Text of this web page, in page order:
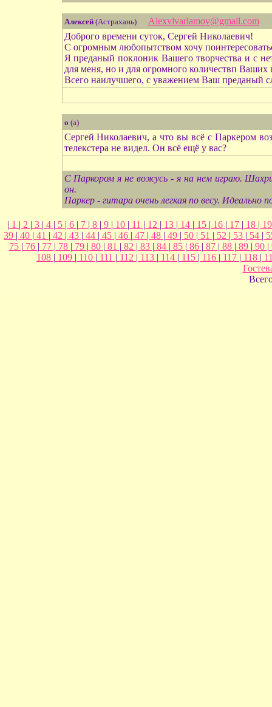
Алексей(Астрахань)
Alexvlvarlamov@gmail.com
Доброго времени суток, Сергей Николаевич!
С огромным любопытством хочу
Я преданый поклоник Вашего творчества и с
для меня, но и для огромного количествп
Всего наилучшего, с уважением Ваш преданый
о (а)
Сергей Николаевич, а что вы всё с Паркером
телекстера не видел. Он всё ещё у вас?
С Паркором я не вожусь - я на нем играю.
он.
Паркер - гитара очень легкая по весу. Идеально
| 1 | 2 | 3 | 4 | 5 | 6 | 7 | 8 | 9 | 10 | 11 | 12 | 13 | 14 | 15 | 16 | 17 | 18 |
39 | 40 | 41 | 42 | 43 | 44 | 45 | 46 | 47 | 48 | 49 | 50 | 51 | 52 | 53 | 54 |
75 | 76 | 77 | 78 | 79 | 80 | 81 | 82 | 83 | 84 | 85 | 86 | 87 | 88 | 89 | 90 |
108 | 109 | 110 | 111 | 112 | 113 | 114 | 115 | 116 | 117 | 118 |